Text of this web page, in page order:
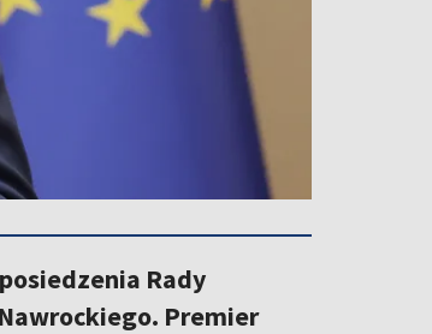
Rady
Premier